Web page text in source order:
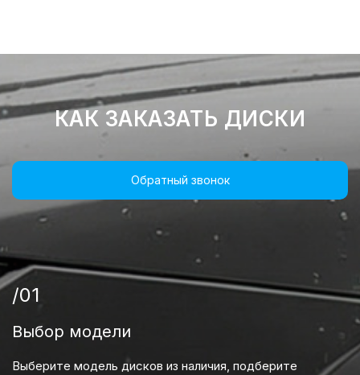
КАК ЗАКАЗАТЬ ДИСКИ
Обратный звонок
/01
Выбор модели
Выберите модель дисков из наличия, подберите